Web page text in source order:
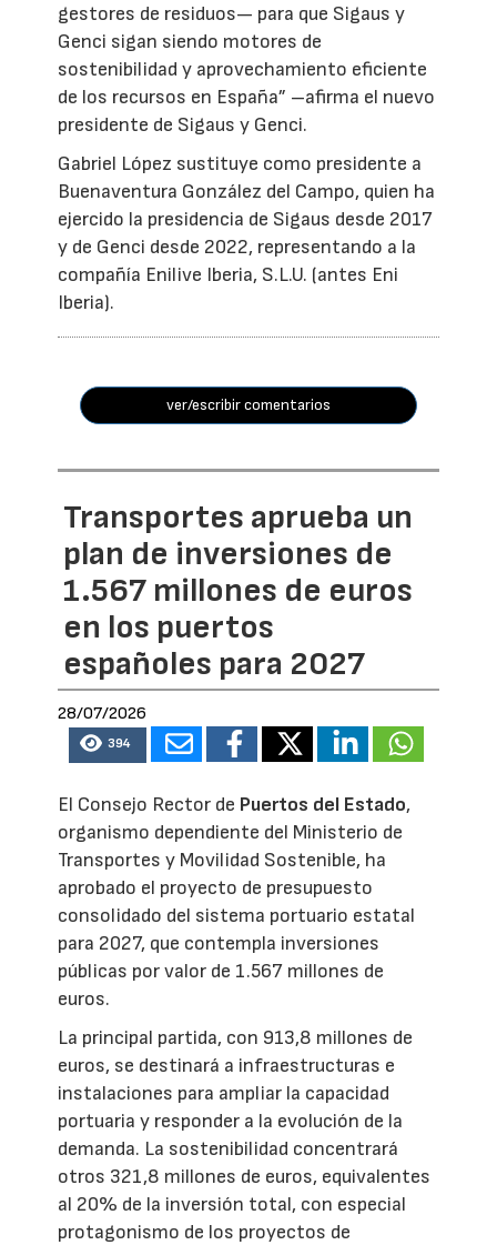
gestores de residuos— para que Sigaus y
Genci sigan siendo motores de
sostenibilidad y aprovechamiento eficiente
de los recursos en España” –afirma el nuevo
presidente de Sigaus y Genci.
Gabriel López sustituye como presidente a
Buenaventura González del Campo, quien ha
ejercido la presidencia de Sigaus desde 2017
y de Genci desde 2022, representando a la
compañía Enilive Iberia, S.L.U. (antes Eni
Iberia).
ver/escribir comentarios
Transportes aprueba un
plan de inversiones de
1.567 millones de euros
en los puertos
españoles para 2027
28/07/2026
394
El Consejo Rector de Puertos del Estado,
organismo dependiente del Ministerio de
Transportes y Movilidad Sostenible, ha
aprobado el proyecto de presupuesto
consolidado del sistema portuario estatal
para 2027, que contempla inversiones
públicas por valor de 1.567 millones de
euros.
La principal partida, con 913,8 millones de
euros, se destinará a infraestructuras e
instalaciones para ampliar la capacidad
portuaria y responder a la evolución de la
demanda. La sostenibilidad concentrará
otros 321,8 millones de euros, equivalentes
al 20% de la inversión total, con especial
protagonismo de los proyectos de